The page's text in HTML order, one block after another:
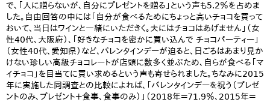
で、「人に贈らないが、自分にプレゼントを贈る」という声も5.2％を占めま
した。自由回答の中には「自分が食べるためにちょっと高いチョコを買って
おいて、当日はワインと一緒にいただきく。夫にはチョコはあげません」（女
性40代、大阪府）、「好きなチョコを密かに買い込んで チョコパーティー」
（女性40代、愛知県）など、バレンタインデーが迫ると、日ごろはあまり見か
けない珍しい高級チョコレートが店頭に数多く並ぶため、自らが食べる「マ
イチョコ」を目当てに買い求めるという声も寄せられました。ちなみに2015
年に実施した同調査との比較によれば、「バレンタインデーを祝う（プレゼ
ントのみ、プレゼント＋食事、食事のみ）」（2018年＝71.9％、2015年＝